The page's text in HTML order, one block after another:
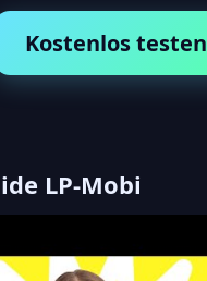
Kostenlos testen
LP-Mobi